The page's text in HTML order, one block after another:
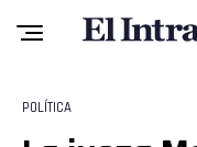
POLÍTICA